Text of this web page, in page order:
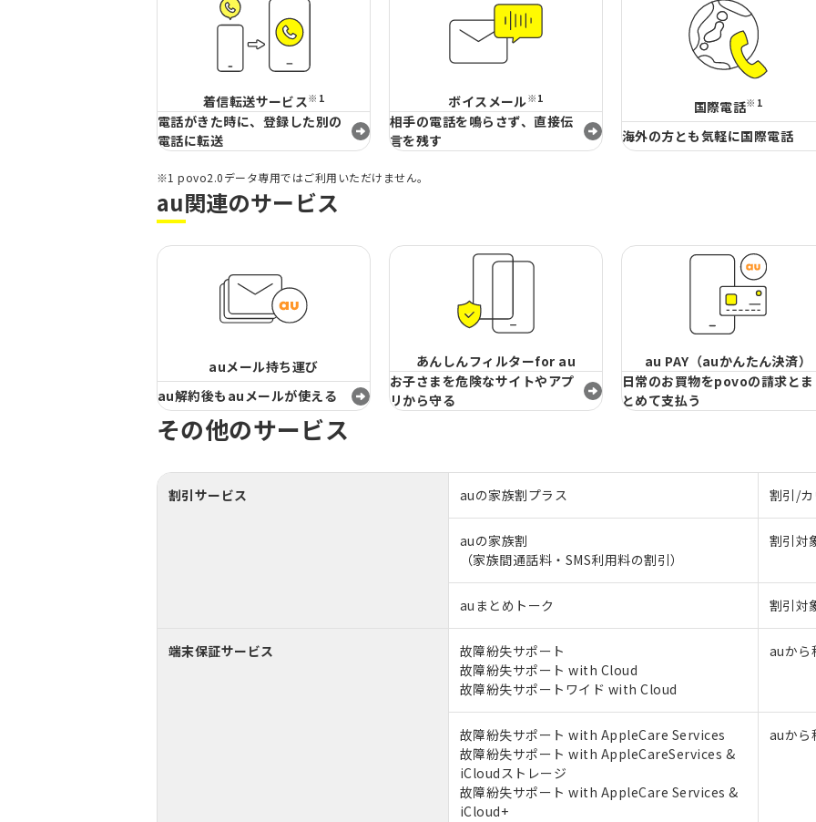
着信転送サービス※1
電話がきた時に、登録した別の
電話に転送
ボイスメール※1
相手の電話を鳴らさず、直接伝
言を残す
国際電話※1
海外の方とも気軽に国際電話
※1 povo2.0データ専用ではご利用いただけません。
au関連のサービス
auメール持ち運び
au解約後もauメールが使える
あんしんフィルターfor au
お子さまを危険なサイトやアプ
リから守る
au PAY（auかんたん決済）
日常のお買物をpovoの請求とま
とめて支払う
その他のサービス
割引サービス auの家族割プラス 割引/
auの家族割
（家族間通話料・SMS利用料の割引）
割引対
auまとめトーク 割引対
端末保証サービス
故障紛失サポート
故障紛失サポート with Cloud
故障紛失サポートワイド with Cloud
auから
故障紛失サポート with AppleCare Services
故障紛失サポート with AppleCareServices &
iCloudストレージ
故障紛失サポート with AppleCare Services &
iCloud+
auから